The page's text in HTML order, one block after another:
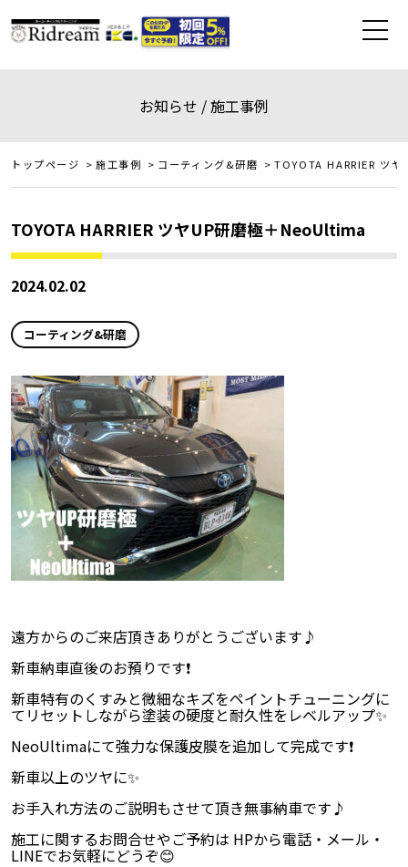
お知らせ / 施工事例
トップページ > 施工事例 > コーティング&研磨 > TOYOTA HARRIER ツ
TOYOTA HARRIER ツヤUP研磨極＋NeoUltima
2024.02.02
コーティング&研磨
遠方からのご来店頂きありがとうございます♪
新車納車直後のお預りです❗️
新車特有のくすみと微細なキズをペイントチューニングに
てリセットしながら塗装の硬度と耐久性をレベルアップ✨
NeoUltimaにて強力な保護皮膜を追加して完成です❗️
新車以上のツヤに✨
お手入れ方法のご説明もさせて頂き無事納車です♪
施工に関するお問合せやご予約は HPから電話・メール・
LINEでお気軽にどうぞ😊